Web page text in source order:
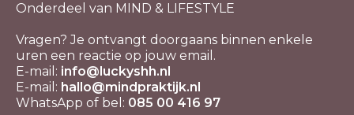
Onderdeel van MIND & LIFESTYLE
Vragen? Je ontvangt doorgaans binnen enkele
uren een reactie op jouw email.
E-mail: info@luckyshh.nl
E-mail: hallo@mindpraktijk.nl
WhatsApp of bel: 085 00 416 97